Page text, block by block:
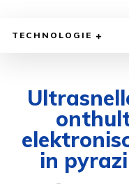
TECHNOLOGIE
in